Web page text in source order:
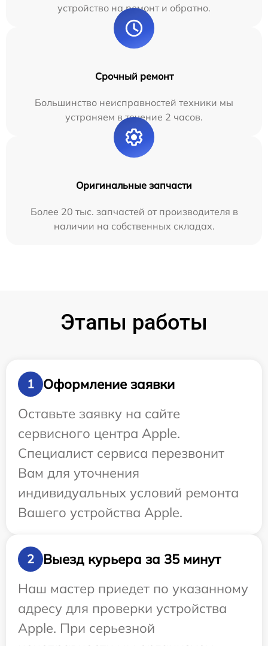
устройство на ремонт и обратно.
Срочный ремонт
Большинство неисправностей техники мы
устраняем в течение 2 часов.
Оригинальные запчасти
Более 20 тыс. запчастей от производителя в
наличии на собственных складах.
Этапы работы
1
Оформление заявки
Оставьте заявку на сайте
сервисного центра Apple.
Специалист сервиса перезвонит
Вам для уточнения
индивидуальных условий ремонта
Вашего устройства Apple.
2
Выезд курьера за 35 минут
Наш мастер приедет по указанному
адресу для проверки устройства
Apple. При серьезной